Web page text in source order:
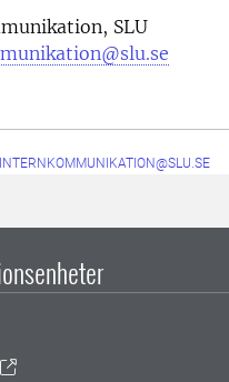
SLU
INTERNKOMMUNIKATION@SLU.SE